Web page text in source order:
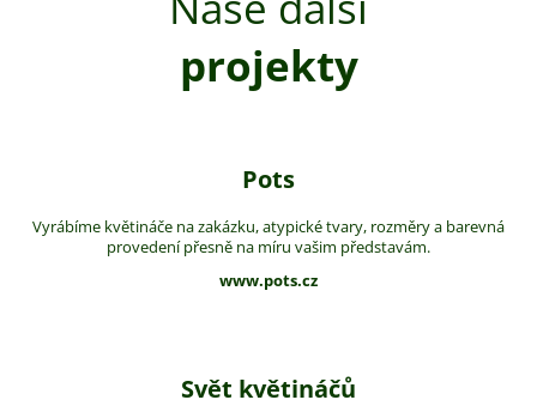
projekty
Pots
Vyrábíme květináče na zakázku, atypické tvary, rozměry a barevná
provedení přesně na míru vašim představám.
www.pots.cz
Svět květináčů